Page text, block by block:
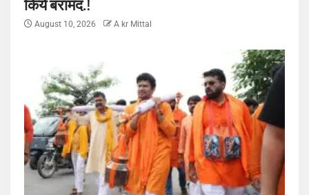
किये बरामद.!
August 10, 2026 A kr Mittal